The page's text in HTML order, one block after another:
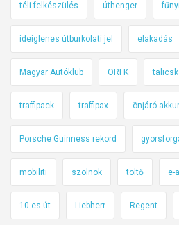
téli felkészülés úthenger
ideiglenes útburkolati jel elakadás
Magyar Autóklub ORFK
traffipack traffipax önjáró
Porsche Guinness rekord
mobiliti szolnok töltő e-
10-es út Liebherr Regent